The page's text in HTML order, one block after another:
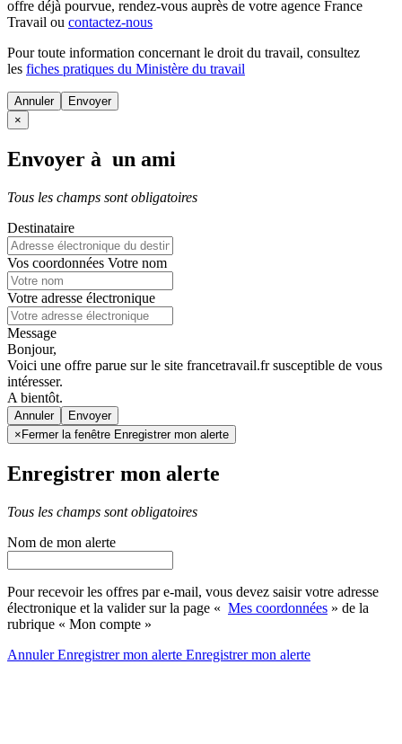
offre déjà pourvue, rendez-vous auprès de votre agence France
Travail ou contactez-nous
Pour toute information concernant le droit du travail, consultez
les fiches pratiques du Ministère du travail
Annuler
×
Envoyer à un ami
Tous les champs sont obligatoires
Destinataire
Vos coordonnées Votre nom
Votre adresse électronique
Message
Bonjour,
Voici une offre parue sur le site francetravail.fr susceptible de vous
intéresser.
A bientôt.
Annuler
× Fermer la fenêtre Enregistrer mon alerte
Enregistrer mon alerte
Tous les champs sont obligatoires
Nom de mon alerte
Pour recevoir les offres par e-mail, vous devez saisir votre adresse
électronique et la valider sur la page « Mes coordonnées » de la
rubrique « Mon compte »
AnnulerEnregistrer mon alerte Enregistrermon alerte